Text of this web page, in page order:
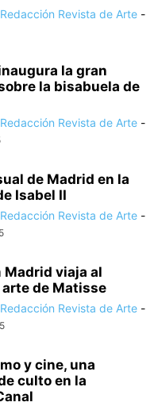
Redacción Revista de Arte -
la gran
la bisabuela de
Redacción Revista de Arte -
de Madrid en la
Isabel II
Redacción Revista de Arte -
Madrid viaja al
de Matisse
Redacción Revista de Arte -
y cine, una
culto en la